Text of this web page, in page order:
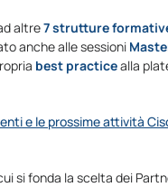
altre7 strutture
anche alle sessioni
best practicealla
e le prossime attività
si fonda la scelta dei